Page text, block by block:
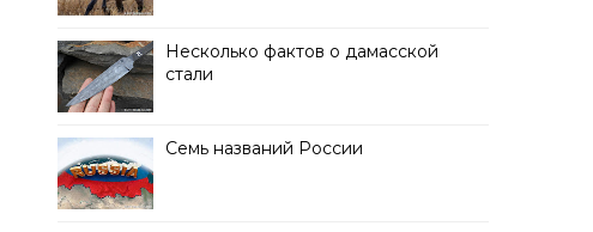
Несколько фактов о дамасской
стали
Семь названий России